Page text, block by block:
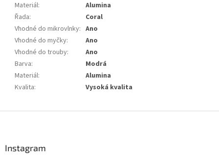
Materiál:
Alumina
Řada:
Coral
Vhodné do mikrovlnky: Ano
Vhodné do myčky:
Ano
Vhodné do trouby:
Ano
Barva:
Modrá
Materiál:
Alumina
Kvalita: Vysoká kvalita
Instagram